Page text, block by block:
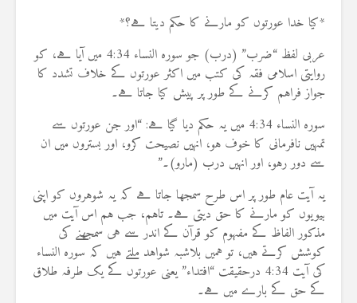
*کیا خدا عورتوں کو مارنے کا حکم دیتا ہے؟*
عربی لفظ “ضرب” (درب) جو سورہ النساء 4:34 میں آیا ہے، کو
روایتی اسلامی فقہ کی کتب میں اکثر عورتوں کے خلاف تشدد کا
جواز فراہم کرنے کے طور پر پیش کیا جاتا ہے۔
سورہ النساء 4:34 میں یہ حکم دیا گیا ہے: “اور جن عورتوں سے
تمہیں نافرمانی کا خوف ہو، انہیں نصیحت کرو، اور بستروں میں ان
سے دور رہو، اور انہیں درب (مارو)۔”
یہ آیت عام طور پر اس طرح سمجھا جاتا ہے کہ یہ شوہروں کو اپنی
بیویوں کو مارنے کا حق دیتی ہے۔ تاہم، جب ہم اس آیت میں
مذکور الفاظ کے مفہوم کو قرآن کے اندر سے ہی سمجھنے کی
کوشش کرتے ہیں، تو ہمیں بلاشبہ شواہد ملتے ہیں کہ سورہ النساء
کی آیت 4:34 درحقیقت “افتداء” یعنی عورتوں کے یک طرفہ طلاق
کے حق کے بارے میں ہے۔